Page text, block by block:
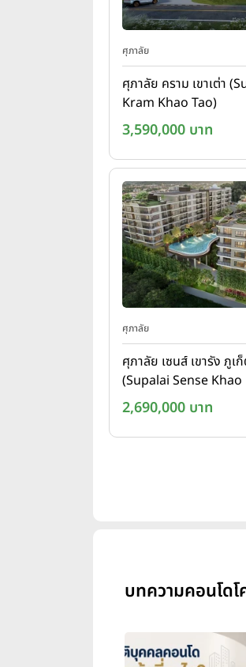
ศุภาลัย
ศุภาลัย คราม เขาเต่า
Kram Khao Tao)
3,590,000 บาท
ศุภาลัย
ศุภาลัย เซนส์ เขารัง ภูเ
(Supalai Sense Khao
Phuket)
2,690,000 บาท
บทความคอนโดโ